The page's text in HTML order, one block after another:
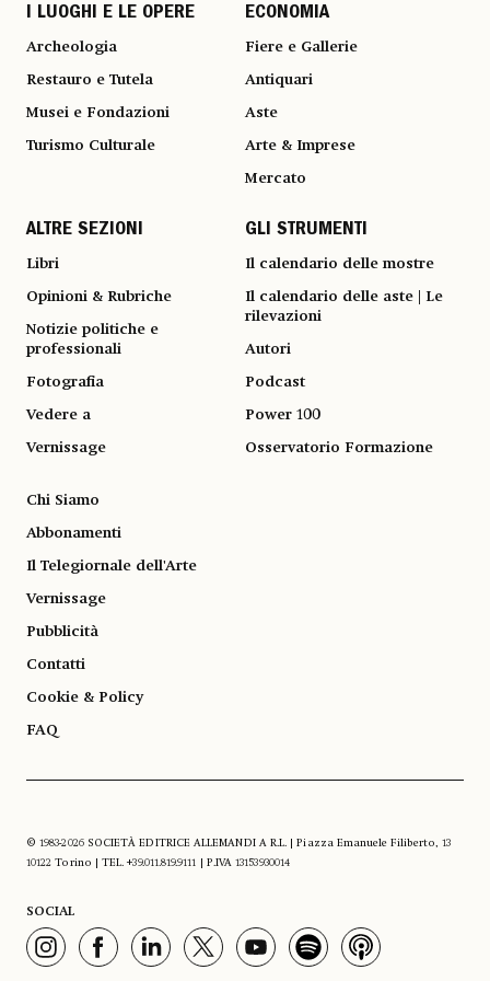
I LUOGHI E LE OPERE
Archeologia
Restauro e Tutela
Musei e Fondazioni
Turismo Culturale
ECONOMIA
Fiere e Gallerie
Antiquari
Aste
Arte & Imprese
Mercato
ALTRE SEZIONI
Libri
Opinioni & Rubriche
Notizie politiche e
professionali
Fotografia
Vedere a
Vernissage
GLI STRUMENTI
Il calendario delle mostre
Il calendario delle aste | Le
rilevazioni
Autori
Podcast
Power 100
Osservatorio Formazione
Chi Siamo
Abbonamenti
Il Telegiornale dell'Arte
Vernissage
Pubblicità
Contatti
Cookie & Policy
FAQ
© 1983-2026 SOCIETÀ EDITRICE ALLEMANDI A R.L. | Piazza Emanuele Filiberto, 13
10122 Torino | TEL. +39.011.819.9111 | P.IVA 13153930014
SOCIAL